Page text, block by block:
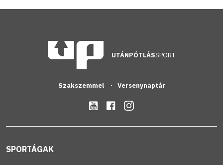
UTÁNPÓTLÁSSPORT
Szakszemmel Versenynaptár
SPORTÁGAK